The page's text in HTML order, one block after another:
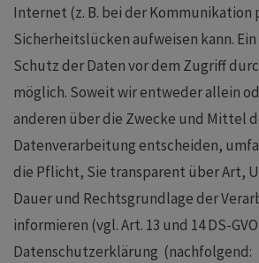
Internet (z. B. bei der Kommunikation
Sicherheitslücken aufweisen kann.
Schutz der Daten vor dem Zugriff
möglich. Soweit wir entweder allein
anderen über die Zwecke und Mittel
Datenverarbeitung entscheiden,
die Pflicht, Sie transparent über Art,
Dauer und Rechtsgrundlage der
informieren (vgl. Art. 13 und 14 DS-
Datenschutzerklärung (nachfolgend: